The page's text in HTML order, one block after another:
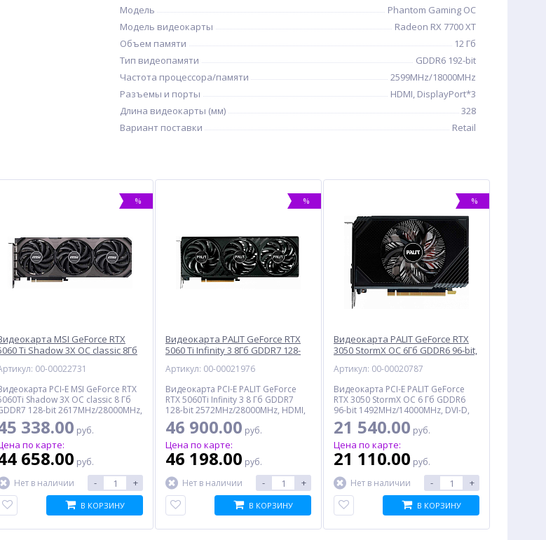
Модель
Phantom Gaming OC
Модель видеокарты
Radeon RX 7700 XT
Объем памяти
12 Гб
Тип видеопамяти
GDDR6 192-bit
Частота процессора/памяти
2599MHz/18000MHz
Разъемы и порты
HDMI, DisplayPort*3
Длина видеокарты (мм)
328
Вариант поставки
Retail
%
MSI GeForce RTX
Ti Shadow 3X OC classic 8Гб
SHADOW 3X OC CLASSIC)
00-00022731
PCI-E MSI GeForce RTX
Shadow 3X OC classic 8 Гб
128-bit 2617MHz/28000MHz,
HDMI, DisplayPort*3, Retail
338.00 руб.
по карте:
658.00 руб.
Нет в наличии
- +
В КОРЗИНУ
%
Видеокарта PALIT GeForce RTX
5060 Ti Infinity 3 8Гб GDDR7 128-
GB2062S)
Артикул: 00-00021976
Видеокарта PCI-E PALIT GeForce
RTX 5060Ti Infinity 3 8 Гб GDDR7
128-bit 2572MHz/28000MHz, HDMI,
DisplayPort*3, Retail
46 900.00 руб.
Цена по карте:
46 198.00 руб.
Нет в наличии
- +
В КОРЗИНУ
%
Видеокарта PALIT GeForce RTX
3050 StormX OC 6Гб GDDR6 96-bit,
Артикул: 00-00020787
Видеокарта PCI-E PALIT GeForce
RTX 3050 StormX OC 6 Гб GDDR6
96-bit 1492MHz/14000MHz, DVI-D,
HDMI, DisplayPort, Retail
21 540.00 руб.
Цена по карте:
21 110.00 руб.
Нет в наличии
- +
В КОРЗИНУ